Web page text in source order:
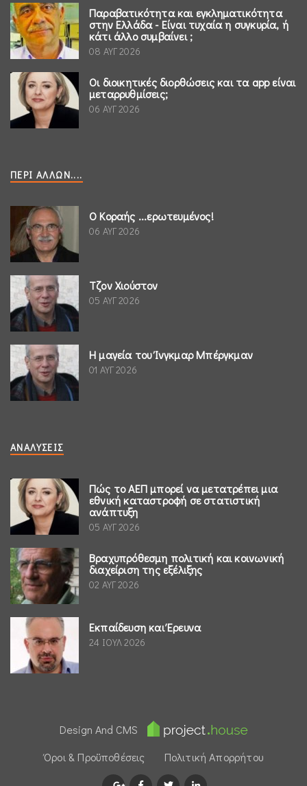
Παραβατικότητα και εγκληματικότητα
στην Ελλάδα - Είναι τυχαία η συγκυρία, ή
κάτι άλλο συμβαίνει ;
08 ΑΥΓ 2026
Οι διοικητικές διορθώσεις και τα app είναι
μεταρρυθμίσεις;
06 ΑΥΓ 2026
ΠΕΡΊ ΆΛΛΩΝ....
Ο Κοραής ...ερωτευμένος!
06 ΑΥΓ 2026
Τζον Χιούστον
05 ΑΥΓ 2026
Η μαγεία του Ίνγκμαρ Μπέργκμαν
01 ΑΥΓ 2026
ΑΝΑΛΎΣΕΙΣ
Πώς το ΑΕΠ μπορεί να μετατρέπει μια
εθνική καταστροφή σε στατιστική
ανάπτυξη
05 ΑΥΓ 2026
Βραχυπρόθεσμη πολιτική και κοινωνική
διαχείριση της εξέλιξης
02 ΑΥΓ 2026
Εκπαίδευση και Έρευνα
24 ΙΟΥΛ 2026
Design And CMS
Όροι & Προϋποθέσεις
Πολιτική Απορρήτου